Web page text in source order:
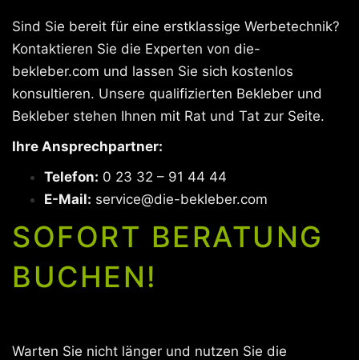
Sind Sie bereit für eine erstklassige Werbetechnik?
Kontaktieren Sie die Experten von die-
bekleber.com und lassen Sie sich kostenlos
konsultieren. Unsere qualifizierten Bekleber und
Bekleber stehen Ihnen mit Rat und Tat zur Seite.
Ihre Ansprechpartner:
Telefon: 0 23 32 – 91 44 44
E-Mail: service@die-bekleber.com
SOFORT BERATUNG
BUCHEN!
Warten Sie nicht länger und nutzen Sie die